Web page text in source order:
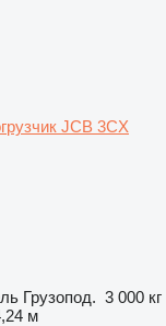
JCB 3CX
Грузопод. 3 000 кг
м